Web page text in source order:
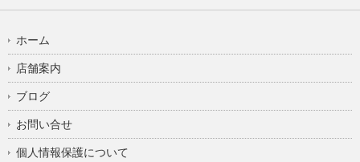
ホーム
店舗案内
ブログ
お問い合せ
個人情報保護について